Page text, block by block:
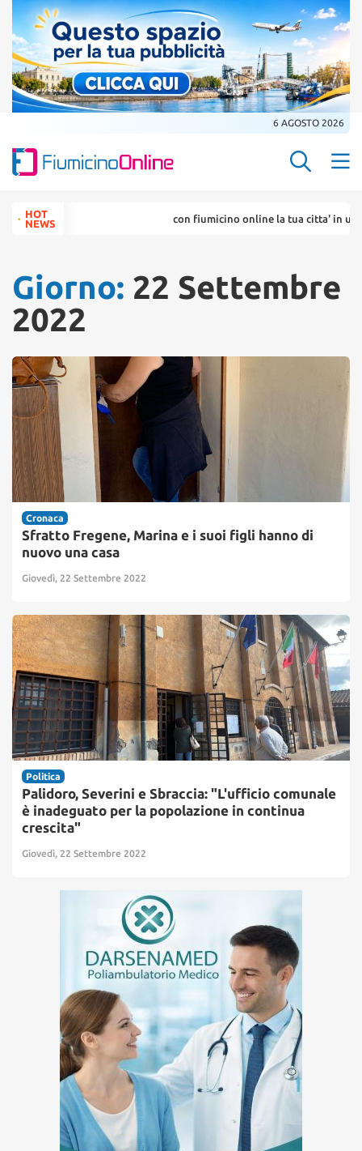
6 AGOSTO 2026
Search
for:HOT
NEWS
con fiumicino online la tua citta' in un ... click
Giorno: 22 Settembre
2022
Cronaca
Sfratto Fregene, Marina e i suoi figli hanno di
nuovo una casa
Giovedì, 22 Settembre 2022
Politica
Palidoro, Severini e Sbraccia: "L'ufficio comunale
è inadeguato per la popolazione in continua
crescita"
Giovedì, 22 Settembre 2022